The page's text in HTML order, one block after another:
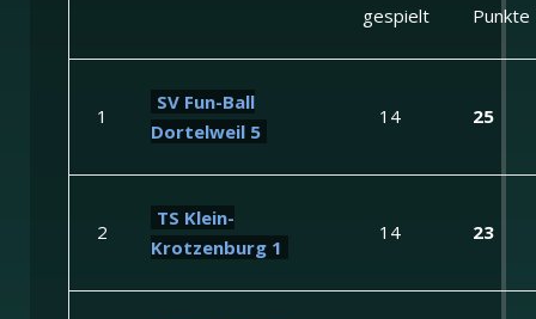
gespielt Punkte
1
SV Fun-Ball
Dortelweil 5
14 25
2
TS Klein-
Krotzenburg 1
14 23